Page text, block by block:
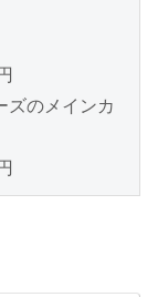
ズのメインカ